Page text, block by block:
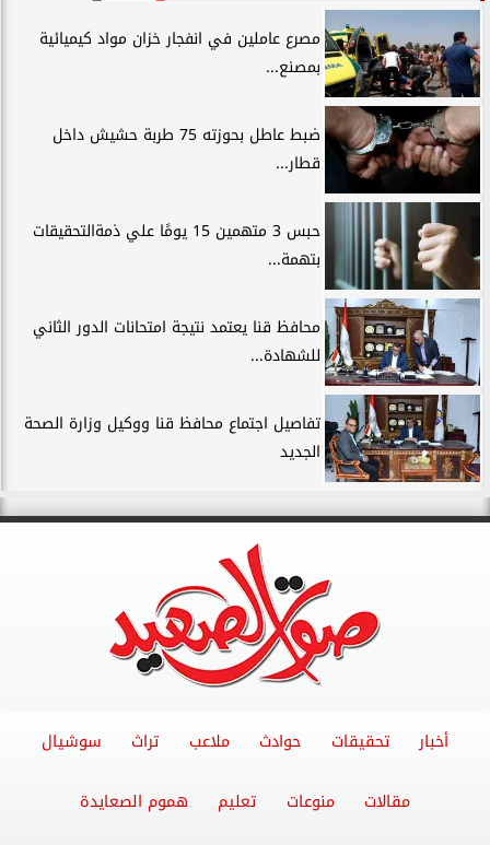
مصرع عاملين في انفجار خزان مواد كيميائية
بمصنع...
ضبط عاطل بحوزته 75 طربة حشيش داخل
قطار...
حبس 3 متهمين 15 يومًا علي ذمةالتحقيقات
بتهمة...
محافظ قنا يعتمد نتيجة امتحانات الدور الثاني
للشهادة...
تفاصيل اجتماع محافظ قنا ووكيل وزارة الصحة
الجديد
أخبار تحقيقات حوادث ملاعب تراث سوشيال
مقالات منوعات تعليم هموم الصعايدة